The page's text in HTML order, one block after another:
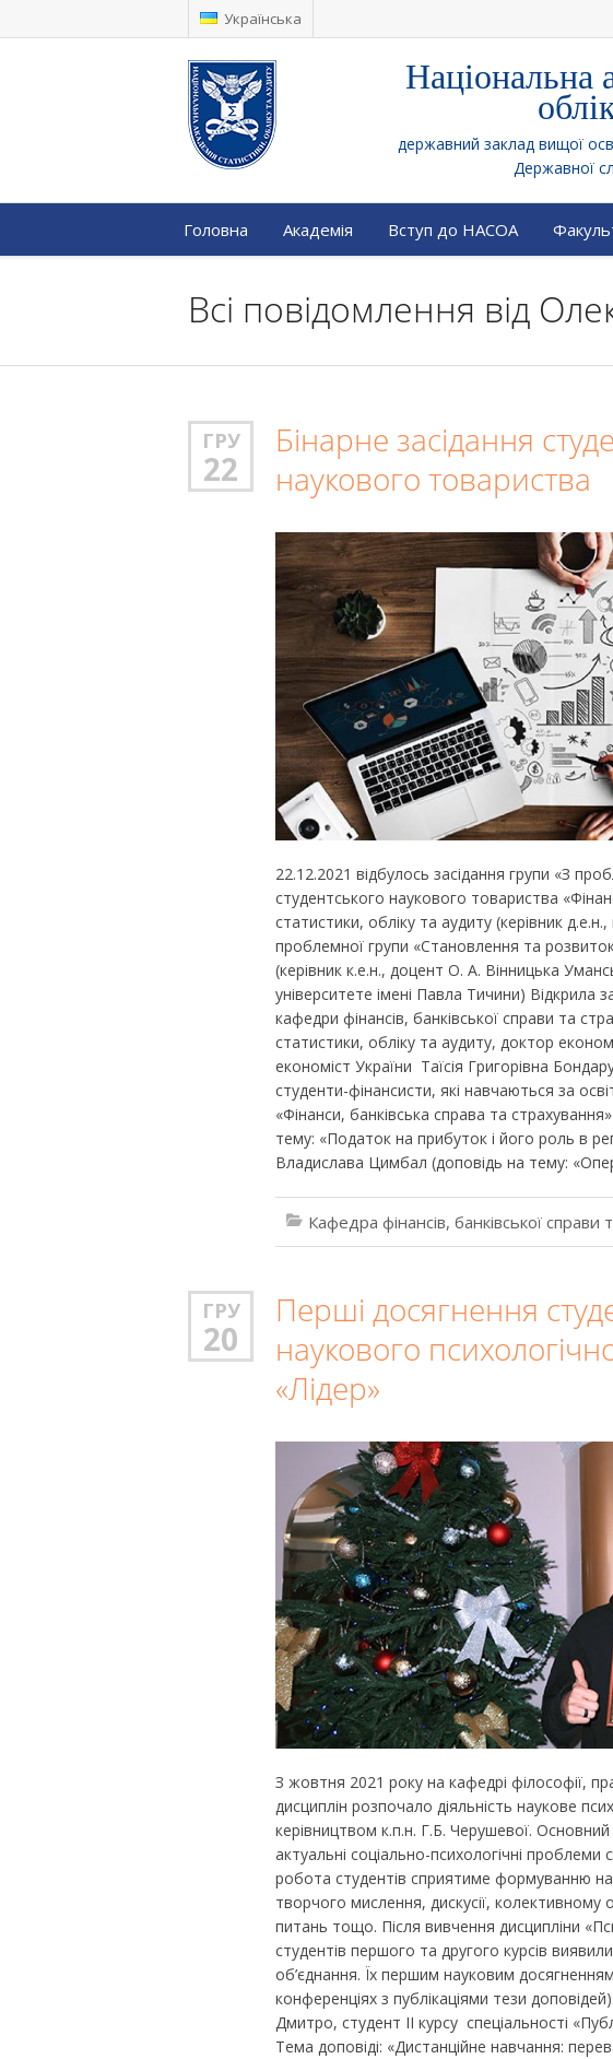
Українська
Національна
державний заклад вищої
Державної
Головна Академія Вступ до НАСОА
Всі повідомлення від
ГРУ
22
Бінарне засідання
наукового товариства
22.12.2021 відбулось засідання групи «З
студентського наукового товариства
статистики, обліку та аудиту (керівник
проблемної групи «Становлення та
(керівник к.е.н., доцент О. А. Вінницька
університете імені Павла Тичини) Відкрила
кафедри фінансів, банківської справи та
статистики, обліку та аудиту, доктор
економіст України Таїсія Григорівна
студенти-фінансисти, які навчаються за
«Фінанси, банківська справа та
тему: «Податок на прибуток і його роль в
Владислава Цимбал (доповідь на тему:
Кафедра фінансів, банківської справи
ГРУ
20
Перші досягнення
наукового
«Лідер»
З жовтня 2021 року на кафедрі філософії,
дисциплін розпочало діяльність наукове
керівництвом к.п.н. Г.Б. Черушевої.
актуальні соціально-психологічні проблеми
робота студентів сприятиме формуванню
творчого мислення, дискусії, колективному
питань тощо. Після вивчення дисципліни
студентів першого та другого курсів
об’єднання. Їх першим науковим
конференціях з публікаціями тези
Дмитро, студент ІІ курсу спеціальності
Тема доповіді: «Дистанційне навчання: